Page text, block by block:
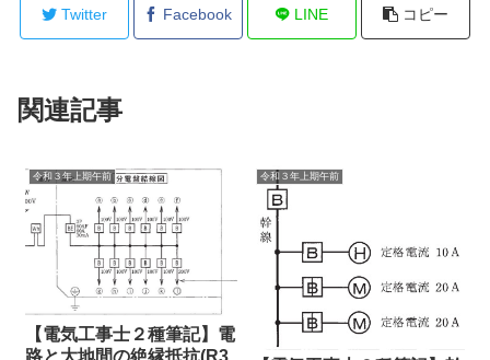
Twitter Facebook LINE コピー
関連記事
令和３年上期午前
【電気工事士２種筆記】電
路と大地間の絶縁抵抗(R3
令和３年上期午前